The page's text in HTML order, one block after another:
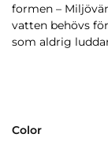
formen –
vatten behövs
som aldrig
Color